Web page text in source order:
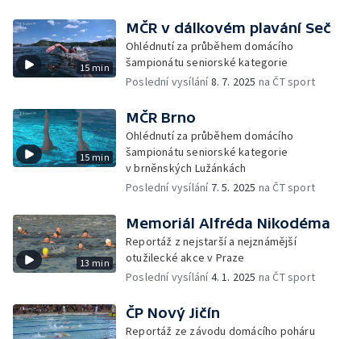
15 min
MČR v dálkovém plavání Seč
Ohlédnutí za průběhem domácího
šampionátu seniorské kategorie
Poslední vysílání8. 7. 2025 na ČT sport
15 min
MČR Brno
Ohlédnutí za průběhem domácího
šampionátu seniorské kategorie
v brněnských Lužánkách
Poslední vysílání 7. 5. 2025 na ČT sport
13 min
Memoriál Alfréda Nikodéma
Reportáž z nejstarší a nejznámější
otužilecké akce v Praze
Poslední vysílání4. 1. 2025 na ČT sport
ČP Nový Jičín
Reportáž ze závodu domácího poháru